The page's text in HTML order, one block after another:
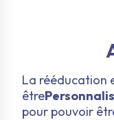
La rééducation
être
pour pouvoir